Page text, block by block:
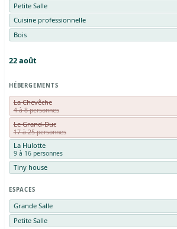
Petite Salle
Cuisine professionnelle
Bois
22août
HÉBERGEMENTS
La Chevêche
4 à 8 personnes
Le Grand-Duc
17 à 25 personnes
La Hulotte
9 à 16 personnes
Tiny house
ESPACES
Grande Salle
Petite Salle